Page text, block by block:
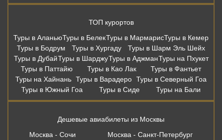
ТОП курортов
Туры в АланьюТуры в БелекТуры в МармарисТуры в Кемер
Туры в Бодрум
Туры в Хургаду
Туры в Шарм Эль Шейх
Туры в ДубайТуры в ШарджуТуры в АджманТуры на Пхукет
Туры в Паттайю
Туры в Као Лак
Туры в Фантьет
Туры на Хайнань Туры в Варадеро Туры в Северный Гоа
Туры в Южный Гоа
Туры в Сиде Туры на Бали
Дешевые авиабилеты из Москвы
Москва - Сочи
Москва - Санкт-Петербург